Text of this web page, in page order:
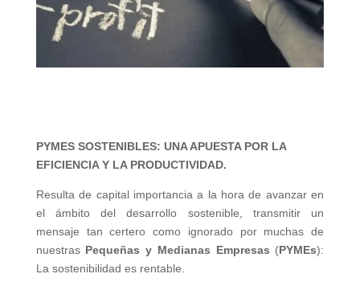
PYMES SOSTENIBLES: UNA APUESTA POR LA
EFICIENCIA Y LA PRODUCTIVIDAD.
Resulta de capital importancia a la hora de avanzar en
el ámbito del desarrollo sostenible, transmitir un
mensaje tan certero como ignorado por muchas de
nuestras Pequeñas y Medianas Empresas (PYMEs):
La sostenibilidad es rentable.